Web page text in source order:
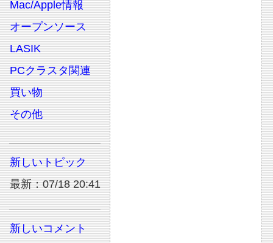
Mac/Apple情報
オープンソース
LASIK
PCクラスタ関連
買い物
その他
新しいトピック
最新：07/18 20:41
新しいコメント